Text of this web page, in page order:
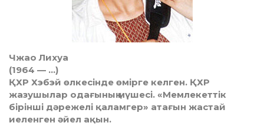
Чжао Лихуа
(1964 — …)
ҚХР Хэбэй өлкесінде өмірге келген. ҚХР
жазушылар одағының мүшесі. «Мемлекеттік
бірінші дәрежелі қаламгер» атағын жастай
иеленген әйел ақын.